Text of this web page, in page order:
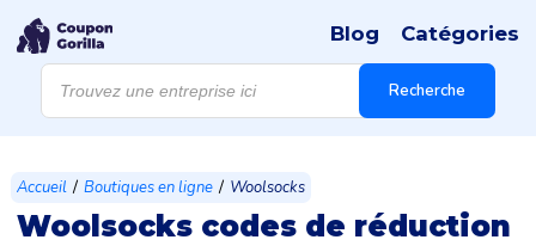
Recherche
produits
Recherche
Blog Catégories
Accueil / Boutiques en ligne / Woolsocks
Woolsocks codes de réduction